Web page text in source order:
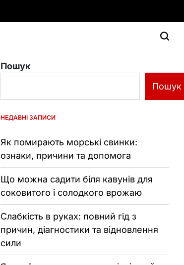
Пошук
Пошук
НЕДАВНІ ЗАПИСИ
Як помирають морські свинки:
ознаки, причини та допомога
Що можна садити біля кавунів для
соковитого і солодкого врожаю
Слабкість в руках: повний гід з
причин, діагностики та відновлення
сили